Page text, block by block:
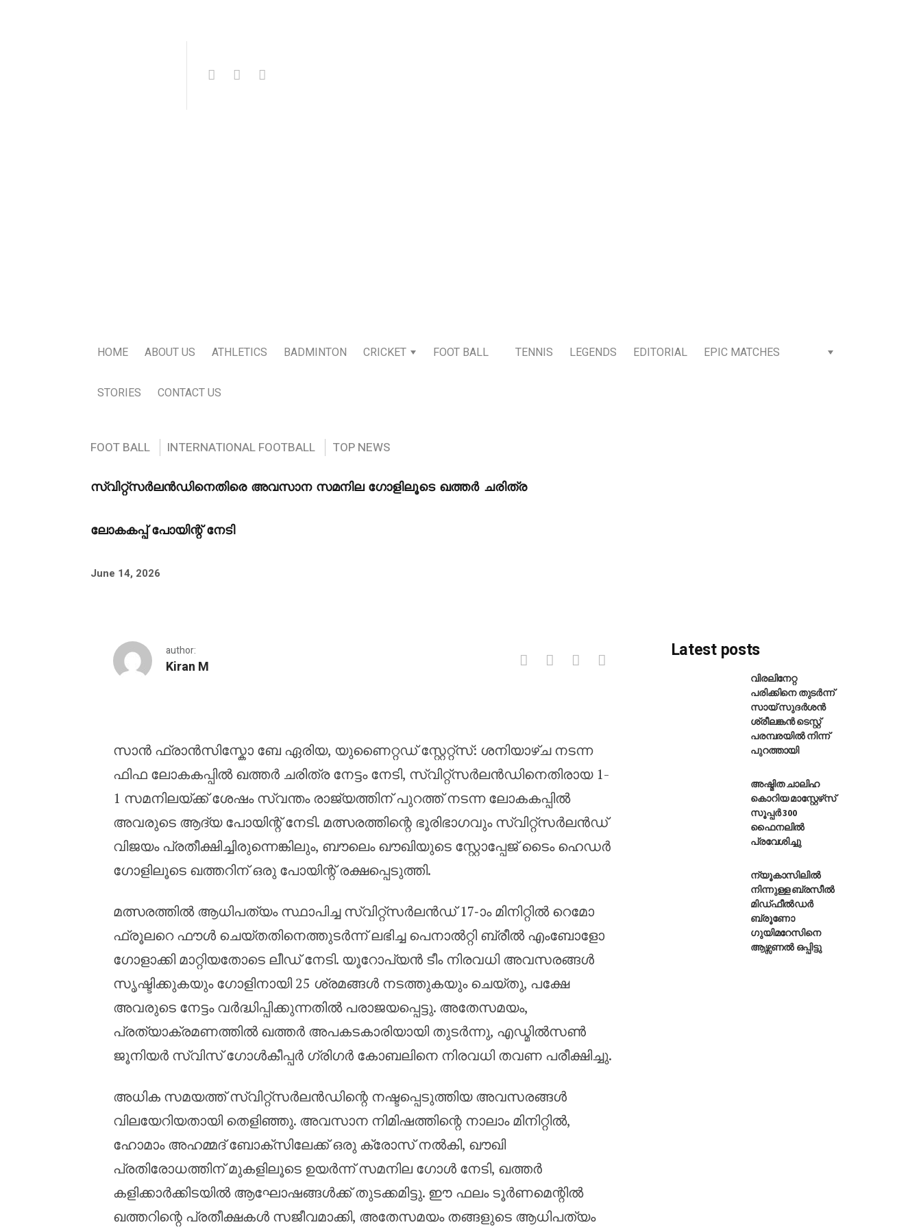
HOME ABOUT US ATHLETICS BADMINTON CRICKET FOOT BALL TENNIS LEGENDS EDITORIAL EPIC MATCHES
STORIES CONTACT US
FOOT BALL INTERNATIONAL FOOTBALL TOP NEWS
സ്വിറ്റ്‌സർലൻഡിനെതിരെ അവസാന സമനില ഗോളിലൂടെ ഖത്തർ ചരിത്ര
ലോകകപ്പ് പോയിന്റ് നേടി
June 14, 2026
author:
Kiran M
സ്വിറ്റ്‌സർലൻഡിനെതിരെ അവസാന സമനില ഗോളിലൂടെ ഖത്തർ ചരിത്ര ലോകകപ്പ്
സാൻ ഫ്രാൻസിസ്കോ ബേ ഏരിയ, യുണൈറ്റഡ് സ്റ്റേറ്റ്സ്: ശനിയാഴ്ച നടന്ന
ഫിഫ ലോകകപ്പിൽ ഖത്തർ ചരിത്ര നേട്ടം നേടി, സ്വിറ്റ്‌സർലൻഡിനെതിരായ 1-
1 സമനിലയ്ക്ക് ശേഷം സ്വന്തം രാജ്യത്തിന് പുറത്ത് നടന്ന ലോകകപ്പിൽ
അവരുടെ ആദ്യ പോയിന്റ് നേടി. മത്സരത്തിന്റെ ഭൂരിഭാഗവും സ്വിറ്റ്‌സർലൻഡ്
വിജയം പ്രതീക്ഷിച്ചിരുന്നെങ്കിലും, ബൗലെം ഖൗഖിയുടെ സ്റ്റോപ്പേജ് ടൈം ഹെഡർ
ഗോളിലൂടെ ഖത്തറിന് ഒരു പോയിന്റ് രക്ഷപ്പെടുത്തി.
മത്സരത്തിൽ ആധിപത്യം സ്ഥാപിച്ച സ്വിറ്റ്‌സർലൻഡ് 17-ാം മിനിറ്റിൽ റെമോ
ഫ്രൂലറെ ഫൗൾ ചെയ്തതിനെത്തുടർന്ന് ലഭിച്ച പെനാൽറ്റി ബ്രീൽ എംബോളോ
ഗോളാക്കി മാറ്റിയതോടെ ലീഡ് നേടി. യൂറോപ്യൻ ടീം നിരവധി അവസരങ്ങൾ
സൃഷ്ടിക്കുകയും ഗോളിനായി 25 ശ്രമങ്ങൾ നടത്തുകയും ചെയ്തു, പക്ഷേ
അവരുടെ നേട്ടം വർദ്ധിപ്പിക്കുന്നതിൽ പരാജയപ്പെട്ടു. അതേസമയം,
പ്രത്യാക്രമണത്തിൽ ഖത്തർ അപകടകാരിയായി തുടർന്നു, എഡ്മിൽസൺ
ജൂനിയർ സ്വിസ് ഗോൾകീപ്പർ ഗ്രിഗർ കോബലിനെ നിരവധി തവണ പരീക്ഷിച്ചു.
അധിക സമയത്ത് സ്വിറ്റ്‌സർലൻഡിന്റെ നഷ്ടപ്പെടുത്തിയ അവസരങ്ങൾ
വിലയേറിയതായി തെളിഞ്ഞു. അവസാന നിമിഷത്തിന്റെ നാലാം മിനിറ്റിൽ,
ഹോമാം അഹമ്മദ് ബോക്സിലേക്ക് ഒരു ക്രോസ് നൽകി, ഖൗഖി
പ്രതിരോധത്തിന് മുകളിലൂടെ ഉയർന്ന് സമനില ഗോൾ നേടി, ഖത്തർ
കളിക്കാർക്കിടയിൽ ആഘോഷങ്ങൾക്ക് തുടക്കമിട്ടു. ഈ ഫലം ടൂർണമെന്റിൽ
ഖത്തറിന്റെ പ്രതീക്ഷകൾ സജീവമാക്കി, അതേസമയം തങ്ങളുടെ ആധിപത്യം
Latest posts
വിരലിനേറ്റ
പരിക്കിനെ തുടർന്ന്
സായ് സുദർശൻ
ശ്രീലങ്കൻ ടെസ്റ്റ്
പരമ്പരയിൽ നിന്ന്
പുറത്തായി
അഷ്മിത ചാലിഹ
കൊറിയ മാസ്റ്റേഴ്‌സ്
സൂപ്പർ 300
ഫൈനലിൽ
പ്രവേശിച്ചു
ന്യൂകാസിലിൽ
നിന്നുള്ള ബ്രസീൽ
മിഡ്ഫീൽഡർ
ബ്രൂണോ
ഗുയിമറേസിനെ
ആഴ്സണൽ ഒപ്പിട്ടു